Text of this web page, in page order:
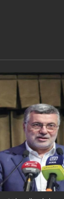
بدعم من كفاءاتها
إيران وخارجها.